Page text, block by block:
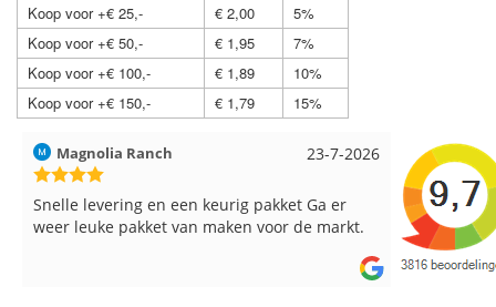
Koop voor +€ 25,-
€ 2,00
5%
Koop voor +€ 50,-
€ 1,95
7%
Koop voor +€ 100,-
€ 1,89
10%
Koop voor +€ 150,-
€ 1,79 15%
17-7-2026
Hilde uit Loyers
Reeds meerdere keren breigaren en
breinaalden besteld, altijd heel tevreden over
Loes uit
Snelle